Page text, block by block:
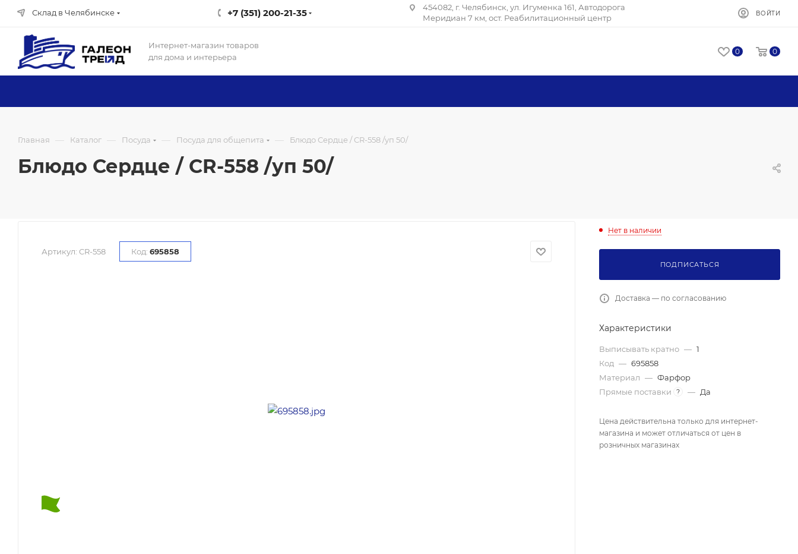
Склад в Челябинске +7 (351) 200-21-35
454082, г. Челябинск, ул. Игуменка 161, Автодорога
Меридиан 7 км, ост. Реабилитационный центр
ВОЙТИ
Интернет-магазин товаров
для дома и интерьера
0 0
Главная — Каталог — Посуда — Посуда для общепита — Блюдо Сердце / CR-558 /уп 50/
Блюдо Сердце / CR-558 /уп 50/
Артикул: CR-558 Код: 695858
Нет в наличии
ПОДПИСАТЬСЯ
Доставка — по согласованию
Характеристики
Выписывать кратно — 1
Код — 695858
Материал — Фарфор
Прямые поставки
? — Да
Цена действительна только для интернет-
магазина и может отличаться от цен в
розничных магазинах